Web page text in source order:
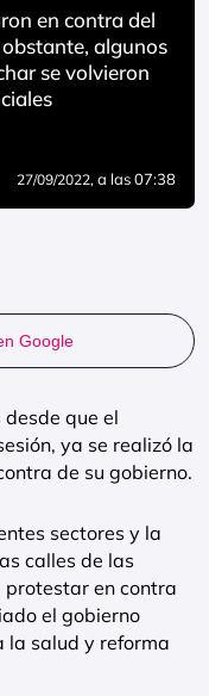
en contra del
algunos
se volvieron
27/09/2022, a las 07:38
Google
que el
ya se realizó la
de su gobierno.
sectores y la
calles de las
en contra
el gobierno
la salud y reforma